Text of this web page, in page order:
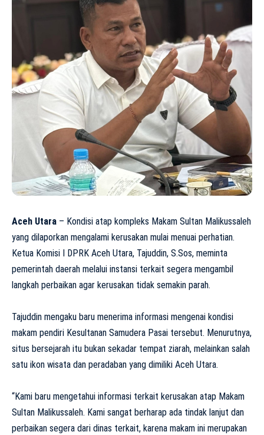
Aceh Utara – Kondisi atap kompleks Makam Sultan Malikussaleh
yang dilaporkan mengalami kerusakan mulai menuai perhatian.
Ketua Komisi I DPRK Aceh Utara, Tajuddin, S.Sos, meminta
pemerintah daerah melalui instansi terkait segera mengambil
langkah perbaikan agar kerusakan tidak semakin parah.
Tajuddin mengaku baru menerima informasi mengenai kondisi
makam pendiri Kesultanan Samudera Pasai tersebut. Menurutnya,
situs bersejarah itu bukan sekadar tempat ziarah, melainkan salah
satu ikon wisata dan peradaban yang dimiliki Aceh Utara.
“Kami baru mengetahui informasi terkait kerusakan atap Makam
Sultan Malikussaleh. Kami sangat berharap ada tindak lanjut dan
perbaikan segera dari dinas terkait, karena makam ini merupakan